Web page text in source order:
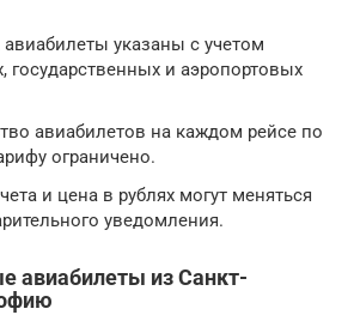
указаны с учетом
государственных и аэропортовых
авиабилетов на каждом рейсе по
ограничено.
и цена в рублях могут меняться
уведомления.
авиабилеты из Санкт-